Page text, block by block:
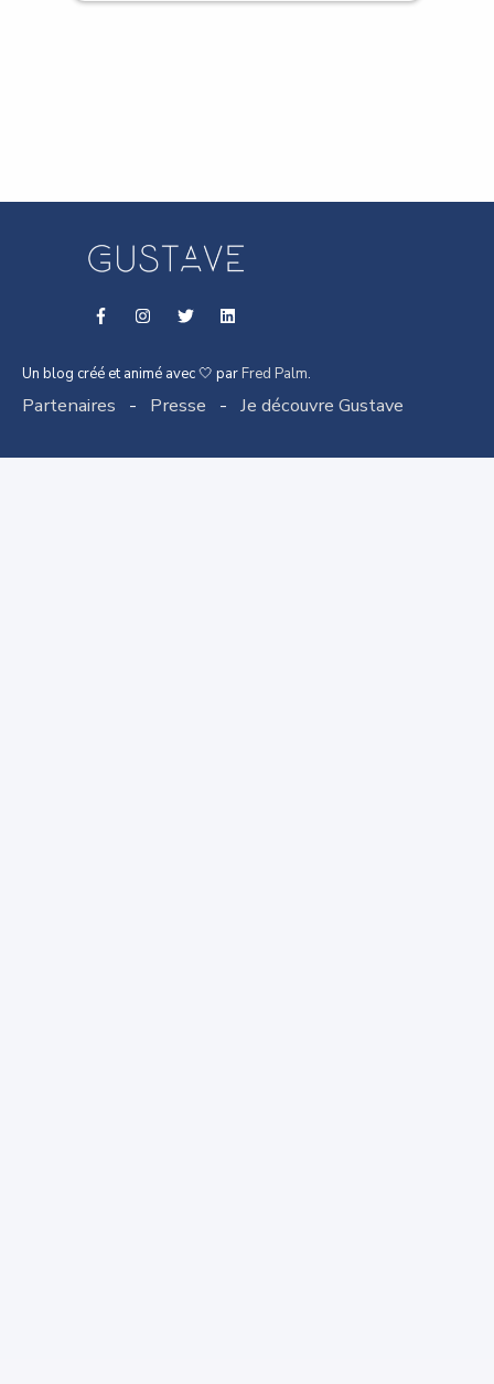
Un blog créé et animé avec 🤍 par Fred Palm.
Partenaires - Presse - Je découvre Gustave